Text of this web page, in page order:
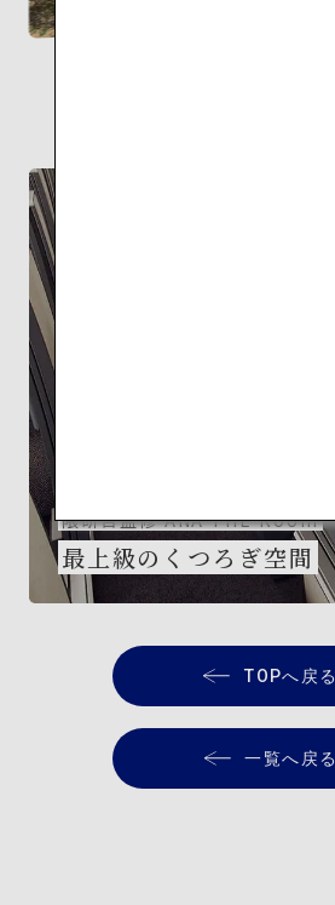
隈研吾監修 ANA THE Room
最上級のくつろぎ空間
TOPへ戻る
一覧へ戻る